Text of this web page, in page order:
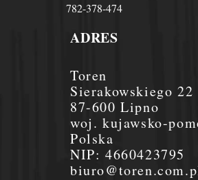
ADRES
Toren
Sierakowskiego 22
87-600 Lipno
woj. kujawsko-
Polska
NIP:4660423795
782-378-474